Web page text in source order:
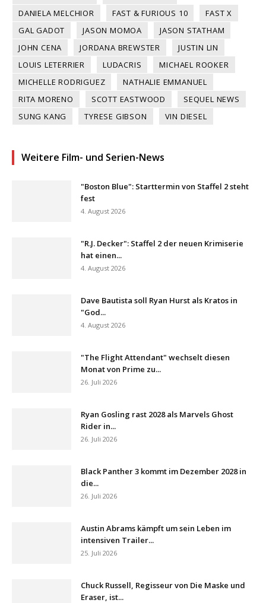
DANIELA MELCHIOR
FAST & FURIOUS 10
FAST X
GAL GADOT
JASON MOMOA
JASON STATHAM
JOHN CENA
JORDANA BREWSTER
JUSTIN LIN
LOUIS LETERRIER
LUDACRIS
MICHAEL ROOKER
MICHELLE RODRIGUEZ
NATHALIE EMMANUEL
RITA MORENO
SCOTT EASTWOOD
SEQUEL NEWS
SUNG KANG
TYRESE GIBSON VIN DIESEL
Weitere Film- und Serien-News
"Boston Blue": Starttermin von Staffel 2 steht
fest
4. August 2026
"R.J. Decker": Staffel 2 der neuen Krimiserie
hat einen...
4. August 2026
Dave Bautista soll Ryan Hurst als Kratos in
"God...
4. August 2026
"The Flight Attendant" wechselt diesen
Monat von Prime zu...
26. Juli 2026
Ryan Gosling rast 2028 als Marvels Ghost
Rider in...
26. Juli 2026
Black Panther 3 kommt im Dezember 2028 in
die...
26. Juli 2026
Austin Abrams kämpft um sein Leben im
intensiven Trailer...
25. Juli 2026
Chuck Russell, Regisseur von Die Maske und
Eraser, ist...